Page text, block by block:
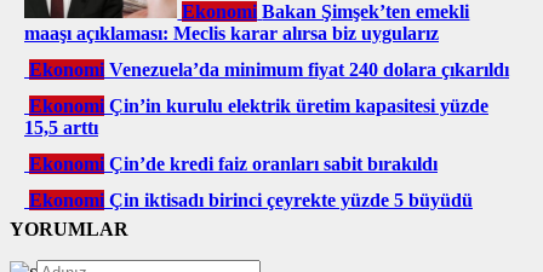
Ekonomi Bakan Şimşek’ten emekli
maaşı açıklaması: Meclis karar alırsa biz uygularız
Ekonomi Venezuela’da minimum fiyat 240 dolara çıkarıldı
Ekonomi Çin’in kurulu elektrik üretim kapasitesi yüzde
15,5 arttı
Ekonomi Çin’de kredi faiz oranları sabit bırakıldı
Ekonomi Çin iktisadı birinci çeyrekte yüzde 5 büyüdü
YORUMLAR